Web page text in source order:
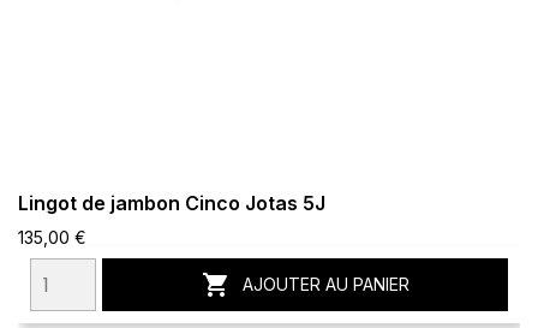
Lingot de jambon Cinco Jotas 5J
135,00 €
 AJOUTER AU PANIER